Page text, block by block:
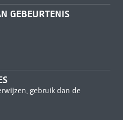
GEBEURTENIS
gebruik dan de